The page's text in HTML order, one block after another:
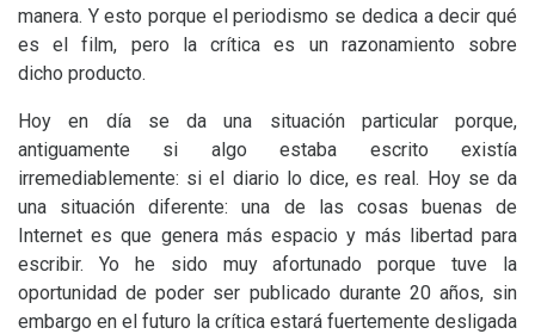
manera. Y esto porque el periodismo se dedica a decir qué
es el film, pero la crítica es un razonamiento sobre
dicho producto.
Hoy en día se da una situación particular porque,
antiguamente si algo estaba escrito existía
irremediablemente: si el diario lo dice, es real. Hoy se da
una situación diferente: una de las cosas buenas de
Internet es que genera más espacio y más libertad para
escribir. Yo he sido muy afortunado porque tuve la
oportunidad de poder ser publicado durante 20 años, sin
embargo en el futuro la crítica estará fuertemente desligada